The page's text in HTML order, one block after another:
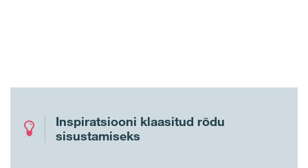
Inspiratsiooni klaasitud rõdu
sisustamiseks